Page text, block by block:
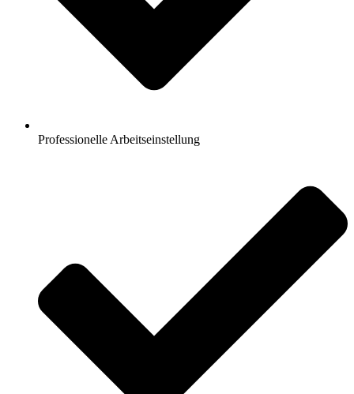
Professionelle Arbeitseinstellung